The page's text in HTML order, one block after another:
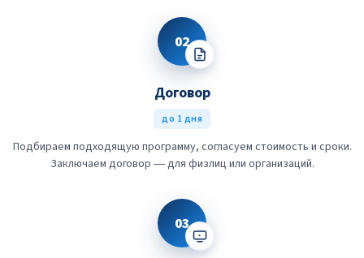
02
Договор
до 1 дня
Подбираем подходящую программу, согласуем стоимость и сроки.
Заключаем договор — для физлиц или организаций.
03